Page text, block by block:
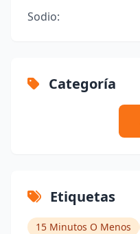
Sodio:
Categoría
Etiquetas
15 Minutos O Menos